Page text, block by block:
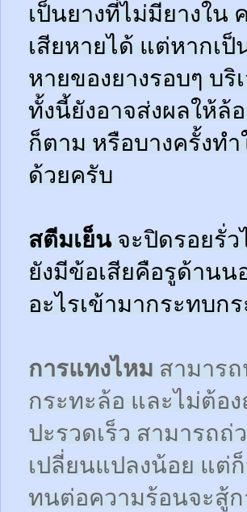
เป็นยางที่ไม่มียางใน
เสียหายได้ แต่หากเป็
หายของยางรอบๆ บ
ทั้งนี้ยังอาจส่งผลให้ล้
ก็ตาม หรือบางครั้งท
ด้วยครับ
สตีมเย็นจะปิดรอยรั่ว
ยังมีข้อเสียคือรูด้านน
อะไรเข้ามากระทบก
การแทงไหม สามาร
กระทะล้อ และไม่ต้อ
ปะรวดเร็ว สามารถถ่
เปลี่ยนแปลงน้อย แต่
ทนต่อความร้อนจะสู้